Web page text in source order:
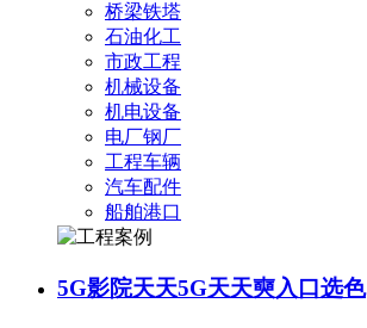
桥梁铁塔
石油化工
市政工程
机械设备
机电设备
电厂钢厂
工程车辆
汽车配件
船舶港口
5G影院天天5G天天奭入口选色